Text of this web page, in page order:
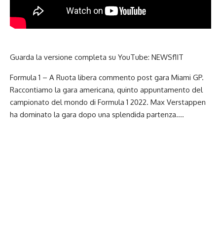
Guarda la versione completa su YouTube: NEWSf1IT
Formula 1 – A Ruota libera commento post gara Miami GP.
Raccontiamo la gara americana, quinto appuntamento del
campionato del mondo di Formula 1 2022. Max Verstappen
ha dominato la gara dopo una splendida partenza….